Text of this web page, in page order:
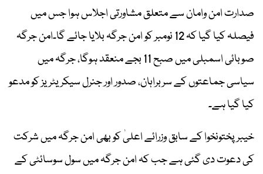
صدارت امن وامان سے متعلق مشاورتی اجلاس ہوا جس میں
فیصلہ کیا گیا کہ 12 نومبر کو امن جرگہ بلایا جائے گا۔امن جرگہ
صوبائی اسمبلی میں صبح 11 بجے منعقد ہوگا، جرگہ میں
سیاسی جماعتوں کے سربراہان، صدور اور جنرل سیکریٹریز کو مدعو
کیا گیا ہے۔
خیبرپختونخوا کے سابق وزرائے اعلیٰ کو بھی امن جرگہ میں شرکت
کی دعوت دی گئی ہے جب کہ امن جرگہ میں سول سوسائٹی کے